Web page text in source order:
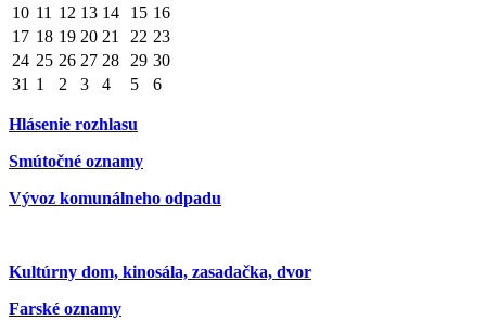
10 11 12 13 14 15 16
17 18 19 20 21 22 23
24 25 26 27 28 29 30
31 1 2 3 4 5 6
Hlásenie rozhlasu
Smútočné oznamy
Vývoz komunálneho odpadu
Kultúrny dom, kinosála, zasadačka, dvor
Farské oznamy